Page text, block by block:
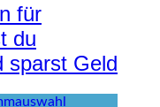
für
du
sparst Geld